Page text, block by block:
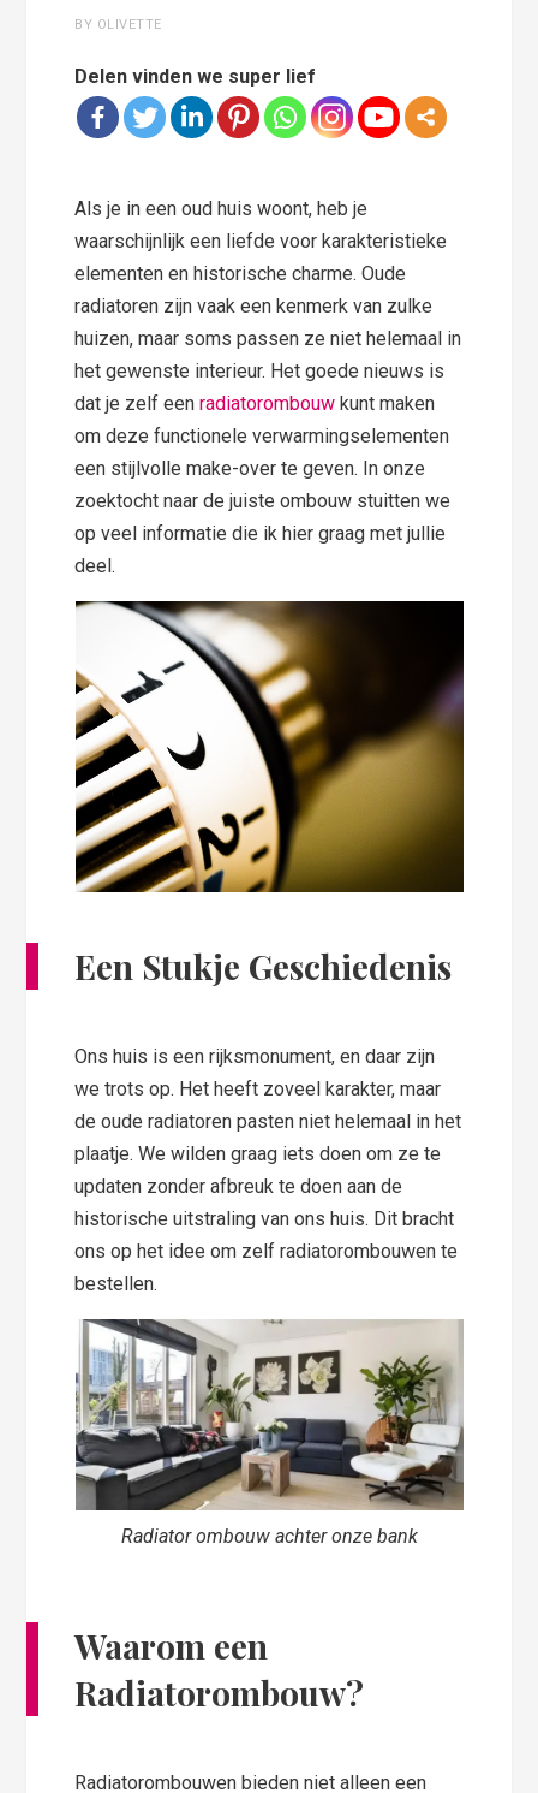
BY OLIVETTE
Delen vinden we super lief
Als je in een oud huis woont, heb je
waarschijnlijk een liefde voor karakteristieke
elementen en historische charme. Oude
radiatoren zijn vaak een kenmerk van zulke
huizen, maar soms passen ze niet helemaal in
het gewenste interieur. Het goede nieuws is
dat je zelf eenradiatorombouw kunt maken
om deze functionele verwarmingselementen
een stijlvolle make-over te geven. In onze
zoektocht naar de juiste ombouw stuitten we
op veel informatie die ik hier graag met jullie
deel.
Een Stukje Geschiedenis
Ons huis is een rijksmonument, en daar zijn
we trots op. Het heeft zoveel karakter, maar
de oude radiatoren pasten niet helemaal in het
plaatje. We wilden graag iets doen om ze te
updaten zonder afbreuk te doen aan de
historische uitstraling van ons huis. Dit bracht
ons op het idee om zelf radiatorombouwen te
bestellen.
Radiator ombouw achter onze bank
Waarom een
Radiatorombouw?
Radiatorombouwen bieden niet alleen een